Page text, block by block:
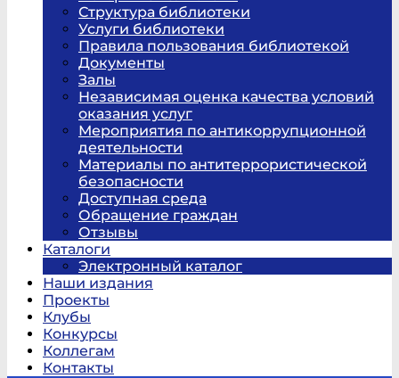
Структура библиотеки
Услуги библиотеки
Правила пользования библиотекой
Документы
Залы
Независимая оценка качества условий
оказания услуг
Мероприятия по антикоррупционной
деятельности
Материалы по антитеррористической
безопасности
Доступная среда
Обращение граждан
Отзывы
Каталоги
Электронный каталог
Наши издания
Проекты
Клубы
Конкурсы
Коллегам
Контакты